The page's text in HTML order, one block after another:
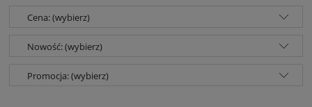
Cena: (wybierz)
Nowość: (wybierz)
Promocja: (wybierz)